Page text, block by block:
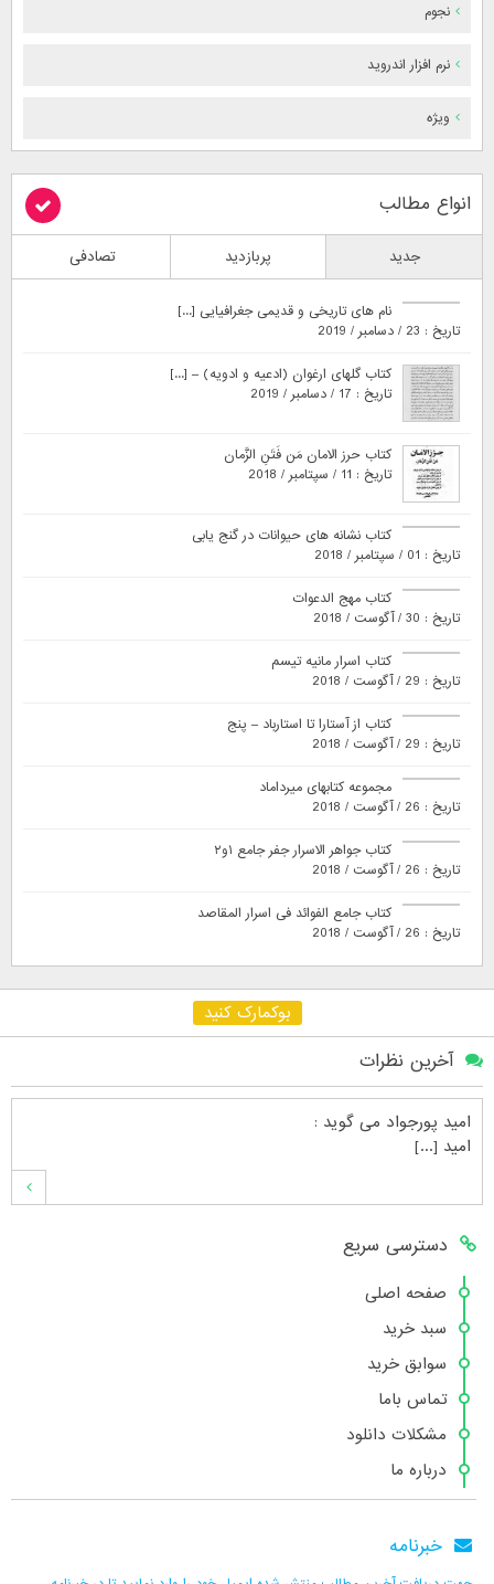
نجوم
نرم افزار اندروید
ویژه
انواع مطالب
جدید پربازدید تصادفی
نام های تاریخی و قدیمی جغرافیایی [...]
تاریخ : 23 / دسامبر / 2019
کتاب گلهای ارغوان (ادعیه و ادویه) – [...]
تاریخ : 17 / دسامبر / 2019
کتاب حرز الامان مَن فَتَنِ الزَّمان
تاریخ : 11 / سپتامبر / 2018
کتاب نشانه های حیوانات در گنج یابی
تاریخ : 01 / سپتامبر / 2018
کتاب مهج الدعوات
تاریخ : 30 / آگوست / 2018
کتاب اسرار مانیه تیسم
تاریخ : 29 / آگوست / 2018
کتاب از آستارا تا استارباد – پنج
تاریخ : 29 / آگوست / 2018
مجموعه کتابهای میرداماد
تاریخ : 26 / آگوست / 2018
کتاب جواهر الاسرار جفر جامع ۱و۲
تاریخ : 26 / آگوست / 2018
کتاب جامع الفوائد فی اسرار المقاصد
تاریخ : 26 / آگوست / 2018
بوکمارک کنید
آخرین نظرات
امید پورجواد می گوید :
امید [...]
محمدشهنوازیمی گوید :
سلام بنده محمد شهنوازی فقط بوسیله ا [...]
محمدمی گوید :
سلام تعداد کتاب۶در سایت زیاد نیست [...]
هانیه عسگری
بسیار عالی [...]
دسترسی سریع
صفحه اصلی
سبد خرید
سوابق خرید
تماس باما
مشکلات دانلود
درباره ما
خبرنامه